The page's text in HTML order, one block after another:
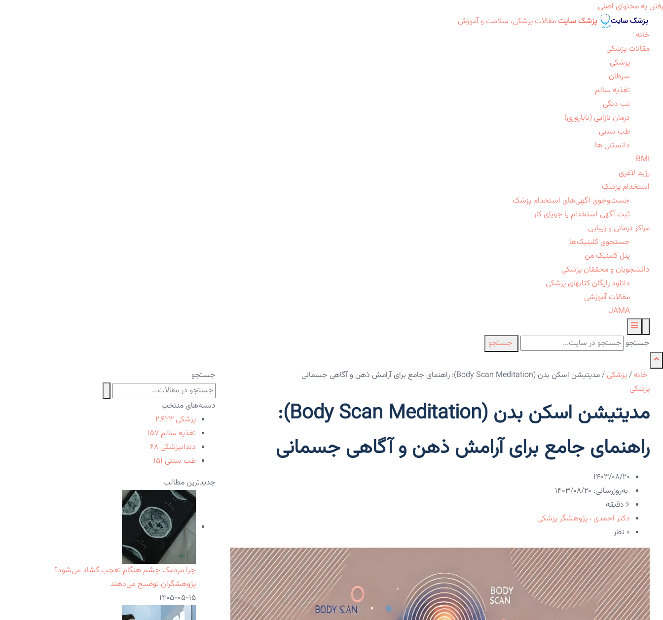
رفتن به محتوای اصلی
پزشک سایت مقالات پزشکی، سلامت و آموزش
خانه
مقالات پزشکی
پزشکی
سرطان
تغذیه سالم
تب دنگی
درمان نازایی (ناباروری)
طب سنتی
دانستنی ها
BMI
رژیم لاغری
استخدام پزشک
جست‌وجوی آگهی‌های استخدام پزشک
ثبت آگهی استخدام یا جویای کار
مراکز درمانی و زیبایی
جستجوی کلینیک‌ها
پنل کلینیک من
دانشجویان و محققان پزشکی
دانلود رایگان کتابهای پزشکی
مقالات آموزشی
JAMA
جستجو جستجو
خانه /پزشکی /مدیتیشن اسکن بدن (Body Scan Meditation): راهنمای جامع برای آرامش ذهن و آگاهی جسمانی
پزشکی
مدیتیشن اسکن بدن (Body Scan Meditation):
راهنمای جامع برای آرامش ذهن و آگاهی جسمانی
۱۴۰۳/۰۸/۲۰
به‌روزرسانی: ۱۴۰۳/۰۸/۲۰
6 دقیقه
دکتر احمدی ، پژوهشگر پزشکی
۰ نظر
جستجو
دسته‌های منتخب
پزشکی ۲,۶۲۳
تغذیه سالم ۱۵۷
دندانپزشکی ۶۸
طب سنتی ۱۵۱
جدیدترین مطالب
چرا مردمک چشم هنگام تعجب گشاد می‌شود؟
پژوهشگران توضیح می‌دهند
۱۴۰۵-۰۵-۱۵